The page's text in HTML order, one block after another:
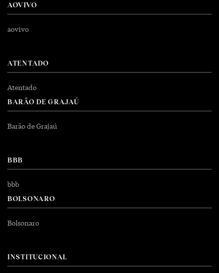
AOVIVO
aovivo
ATENTADO
Atentado
BARÃO DE GRAJAÚ
Barão de Grajaú
BBB
bbb
BOLSONARO
Bolsonaro
INSTITUCIONAL